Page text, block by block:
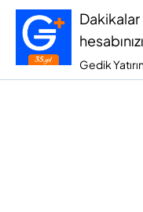
Dakikalar
Gedik